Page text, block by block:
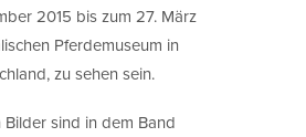
2015 bis zum 27. März
Pferdemuseum in
zu sehen sein.
sind in dem Band